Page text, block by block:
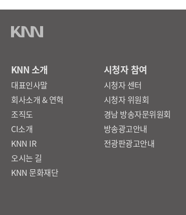
KNN 소개
대표인사말
회사소개 & 연혁
조직도
CI소개
KNN IR
오시는 길
KNN 문화재단
시청자 참여
시청자 센터
시청자 위원회
경남 방송자문위원회
방송광고안내
전광판광고안내